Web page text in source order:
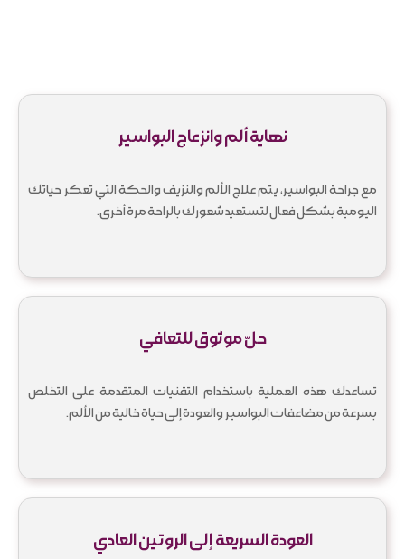
نهاية ألم وانزعاج البواسير
مع جراحة البواسير، يتم علاج الألم والنزيف والحكة التي تعكر حياتك
اليومية بشكل فعال لتستعيد شعورك بالراحة مرة أخرى.
حلّ موثوق للتعافي
تساعدك هذه العملية باستخدام التقنيات المتقدمة على التخلص
بسرعة من مضاعفات البواسير والعودة إلى حياة خالية من الألم.
العودة السريعة إلى الروتين العادي